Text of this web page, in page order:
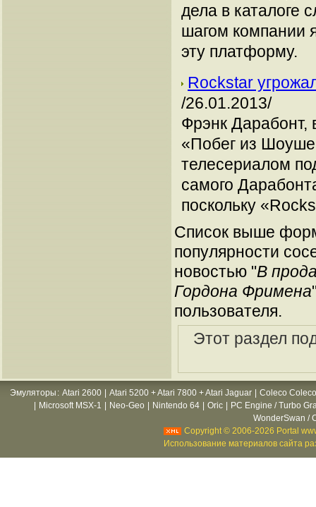
дела в каталоге
шагом компании
эту платформу.
Rockstar
/26.01.2013/
Фрэнк Дарабонт,
«Побег из
телесериалом
самого
поскольку
Список выше
популярности
новостью "В
Гордона Фримена
пользователя.
Этот раздел
Эмуляторы : Atari 2600 Atari 5200 + Atari 7800 + Atari Jaguar
Coleco
Microsoft MSX-1 Neo-Geo Nintendo 64 Oric
PC Engine / Turbo
WonderSwan /
Copyright © 2006-2026 Portal
Использование материалов сайта